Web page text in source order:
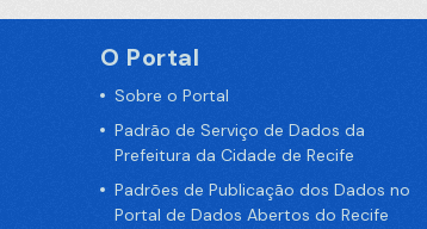
O Portal
Sobre o Portal
Padrão de Serviço de Dados da
Prefeitura da Cidade de Recife
Padrões de Publicação dos Dados no
Portal de Dados Abertos do Recife